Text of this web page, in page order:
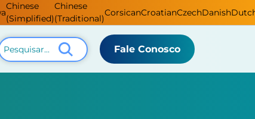
Chinese
(Simplified)
Chinese
(Traditional)
CorsicanCroatianCzechDanish
Fale Conosco